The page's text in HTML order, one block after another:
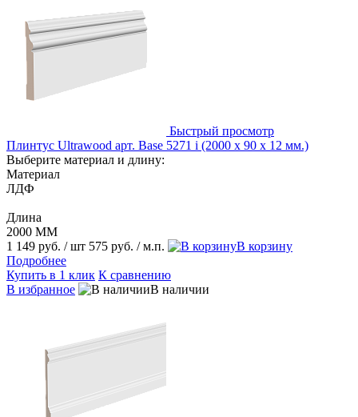
Быстрый просмотр
Плинтус Ultrawood арт. Base 5271 i (2000 x 90 x 12 мм.)
Выберите материал и длину:
Материал
ЛДФ
Длина
2000 ММ
1 149 руб. / шт 575 руб. / м.п.
В корзину
Подробнее
Купить в 1 клик К сравнению
В избранное
В наличии